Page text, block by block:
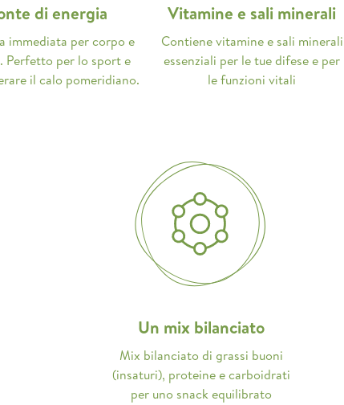
di energia
immediata per corpo e
Perfetto per lo sport e
il calo pomeridiano.
Vitamine e sali minerali
Contiene vitamine e sali minerali
essenziali per le tue difese e per
le funzioni vitali
Un mix bilanciato
Mix bilanciato di grassi buoni
(insaturi), proteine e carboidrati
per uno snack equilibrato